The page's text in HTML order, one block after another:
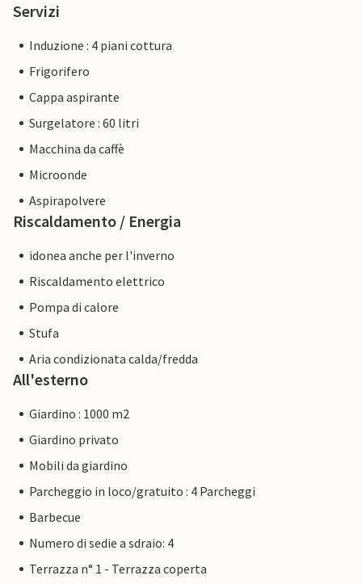
Servizi
Induzione : 4 piani cottura
Frigorifero
Cappa aspirante
Surgelatore : 60 litri
Macchina da caffè
Microonde
Aspirapolvere
Riscaldamento / Energia
idonea anche per l'inverno
Riscaldamento elettrico
Pompa di calore
Stufa
Aria condizionata calda/fredda
All'esterno
Giardino : 1000 m2
Giardino privato
Mobili da giardino
Parcheggio in loco/gratuito : 4 Parcheggi
Barbecue
Numero di sedie a sdraio: 4
Terrazza n° 1 - Terrazza coperta